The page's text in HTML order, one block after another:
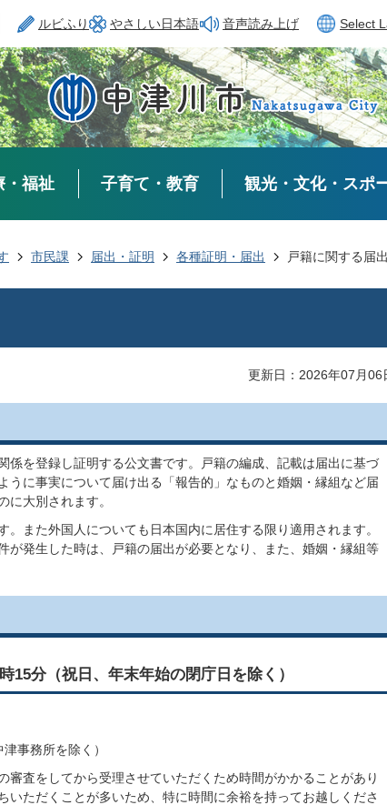
ルビふり やさしい日本語 音声読み上げ Select
・福祉 子育て・教育 観光・文化・スポ
市民課 届出・証明 各種証明・届出 戸籍に関する届出
更新日：2026年07月06
係を登録し証明する公文書です。戸籍の編成、記載は届出に基づ
うに事実について届け出る「報告的」なものと婚姻・縁組など届
に大別されます。
。また外国人についても日本国内に居住する限り適用されます。
が発生した時は、戸籍の届出が必要となり、また、婚姻・縁組等
15分（祝日、年末年始の閉庁日を除く）
事務所を除く）
審査をしてから受理させていただくため時間がかかることがあり
いただくことが多いため、特に時間に余裕を持ってお越しくださ